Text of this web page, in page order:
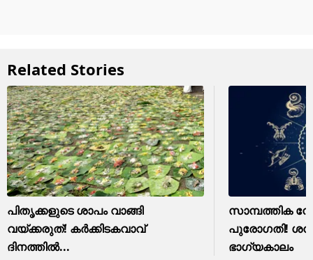
Related Stories
പിതൃക്കളുടെ ശാപം വാങ്ങി
വയ്ക്കരുത്! കർക്കിടകവാവ്
ദിനത്തിൽ...
സാമ്പത്തിക
പുരോഗതി! ശനി
ഭാഗ്യകാലം